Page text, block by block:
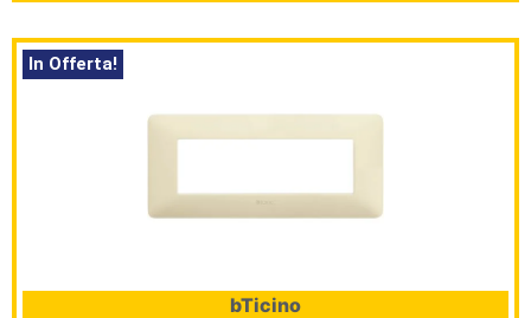
In Offerta!
bTicino